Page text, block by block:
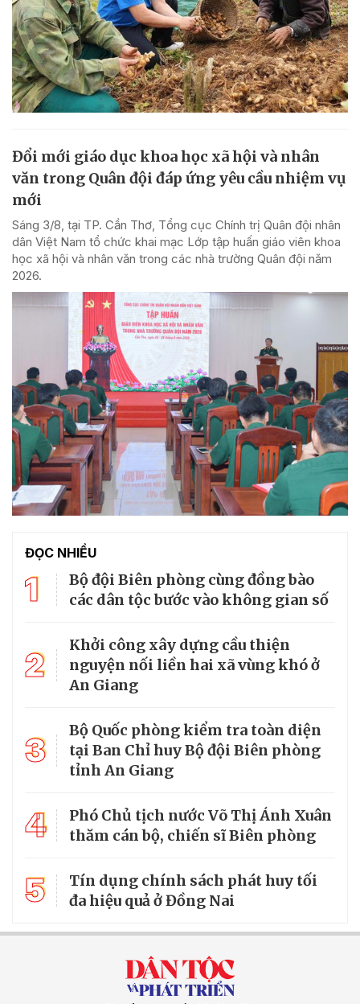
Đổi mới giáo dục khoa học xã hội và nhân
văn trong Quân đội đáp ứng yêu cầu nhiệm vụ
mới
Sáng 3/8, tại TP. Cần Thơ, Tổng cục Chính trị Quân đội nhân
dân Việt Nam tổ chức khai mạc Lớp tập huấn giáo viên khoa
học xã hội và nhân văn trong các nhà trường Quân đội năm
2026.
ĐỌC NHIỀU
1
Bộ đội Biên phòng cùng đồng bào
các dân tộc bước vào không gian số
2
Khởi công xây dựng cầu thiện
nguyện nối liền hai xã vùng khó ở
An Giang
3
Bộ Quốc phòng kiểm tra toàn diện
tại Ban Chỉ huy Bộ đội Biên phòng
tỉnh An Giang
4
Phó Chủ tịch nước Võ Thị Ánh Xuân
thăm cán bộ, chiến sĩ Biên phòng
5
Tín dụng chính sách phát huy tối
đa hiệu quả ở Đồng Nai